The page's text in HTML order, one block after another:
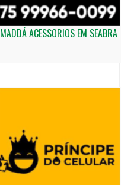
MADDÁ ACESSORIOS EM SEABRA